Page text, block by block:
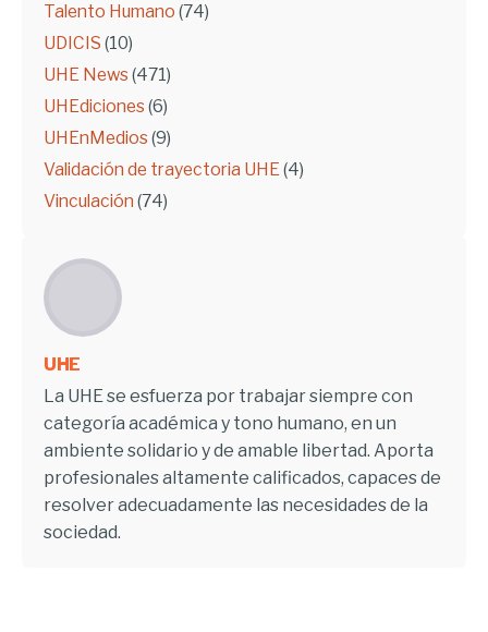
Talento Humano (74)
UDICIS (10)
UHE News (471)
UHEdiciones (6)
UHEnMedios (9)
Validación de trayectoria UHE(4)
Vinculación (74)
UHE
La UHE se esfuerza por trabajar siempre con
categoría académica y tono humano, en un
ambiente solidario y de amable libertad. Aporta
profesionales altamente calificados, capaces de
resolver adecuadamente las necesidades de la
sociedad.